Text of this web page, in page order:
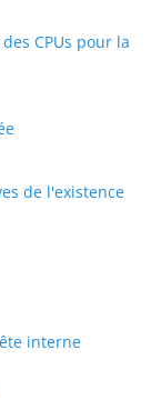
CPUs pour la
de l'existence
interne